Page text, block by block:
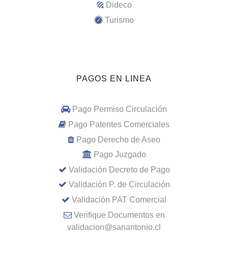
Dideco
Turismo
PAGOS EN LINEA
Pago Permiso Circulación
Pago Patentes Comerciales
Pago Derecho de Aseo
Pago Juzgado
Validación Decreto de Pago
Validación P. de Circulación
Validación PAT Comercial
Verifique Documentos en
validacion@sanantonio.cl